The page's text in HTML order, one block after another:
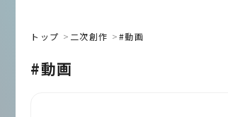
トップ 二次創作 #動画
#動画